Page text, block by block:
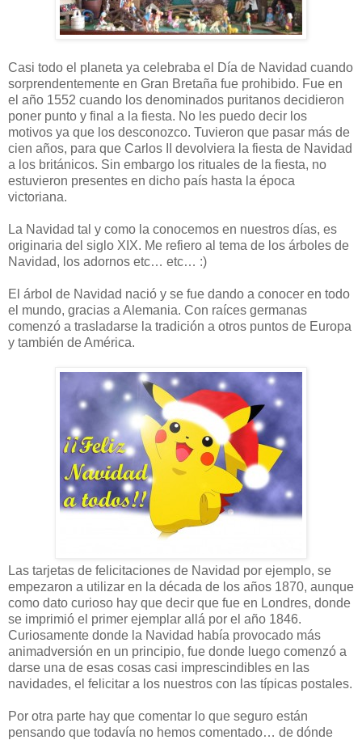
Casi todo el planeta ya celebraba el Día de Navidad cuando
sorprendentemente en Gran Bretaña fue prohibido. Fue en
el año 1552 cuando los denominados puritanos decidieron
poner punto y final a la fiesta. No les puedo decir los
motivos ya que los desconozco. Tuvieron que pasar más de
cien años, para que Carlos II devolviera la fiesta de Navidad
a los británicos. Sin embargo los rituales de la fiesta, no
estuvieron presentes en dicho país hasta la época
victoriana.
La Navidad tal y como la conocemos en nuestros días, es
originaria del siglo XIX. Me refiero al tema de los árboles de
Navidad, los adornos etc… etc… :)
El árbol de Navidad nació y se fue dando a conocer en todo
el mundo, gracias a Alemania. Con raíces germanas
comenzó a trasladarse la tradición a otros puntos de Europa
y también de América.
Las tarjetas de felicitaciones de Navidad por ejemplo, se
empezaron a utilizar en la década de los años 1870, aunque
como dato curioso hay que decir que fue en Londres, donde
se imprimió el primer ejemplar allá por el año 1846.
Curiosamente donde la Navidad había provocado más
animadversión en un principio, fue donde luego comenzó a
darse una de esas cosas casi imprescindibles en las
navidades, el felicitar a los nuestros con las típicas postales.
Por otra parte hay que comentar lo que seguro están
pensando que todavía no hemos comentado… de dónde